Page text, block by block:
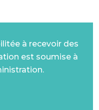
à recevoir des
est soumise à